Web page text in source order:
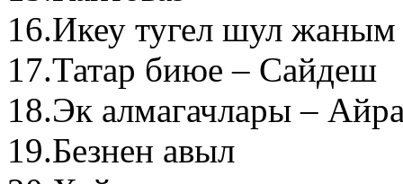
16.Икеу тугел шул жаным
17.Татар биюе – Сайдеш
18.Эк алмагачлары –
19.Безнен авыл